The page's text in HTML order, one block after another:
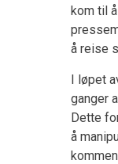
kom til
å reise
I løpet
ganger
Dette
å